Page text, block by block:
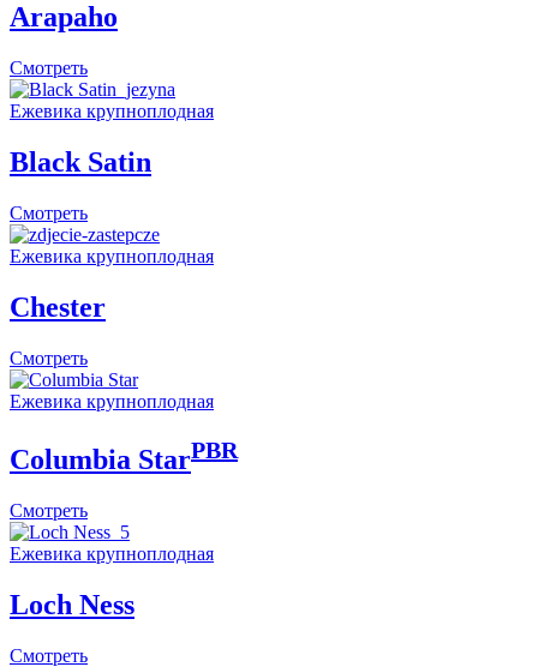
Arapaho
Смотреть
Eжевика крупноплодная
Black Satin
Смотреть
Eжевика крупноплодная
Chester
Смотреть
Eжевика крупноплодная
Columbia StarPBR
Смотреть
Eжевика крупноплодная
Loch Ness
Смотреть